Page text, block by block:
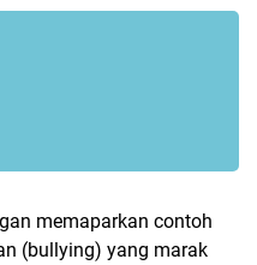
memaparkan contoh
(bullying) yang marak